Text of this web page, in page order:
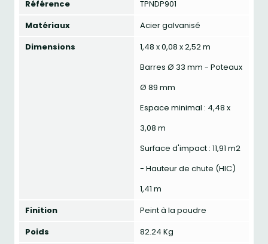
Référence
TPNDP901
Matériaux
Acier galvanisé
Dimensions
1,48 x 0,08 x 2,52 m
Barres Ø 33 mm - Poteaux
Ø 89 mm
Espace minimal : 4,48 x
3,08 m
Surface d'impact : 11,91 m2
- Hauteur de chute (HIC)
1,41 m
Finition
Peint à la poudre
Poids
82.24 Kg